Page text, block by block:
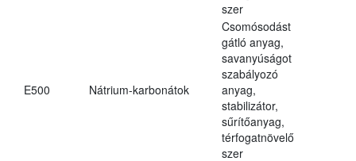
szer
E500 Nátrium-karbonátok
Csomósodást
gátló anyag,
savanyúságot
szabályozó
anyag,
stabilizátor,
sűrítőanyag,
térfogatnövelő
szer